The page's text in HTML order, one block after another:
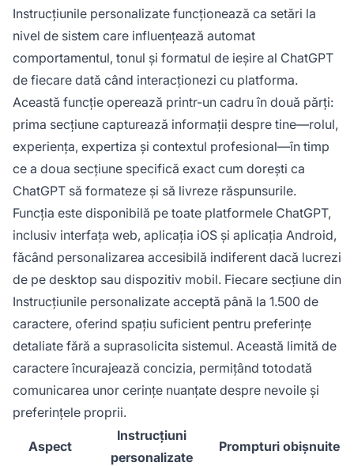
Instrucțiunile personalizate funcționează ca setări la
nivel de sistem care influențează automat
comportamentul, tonul și formatul de ieșire al ChatGPT
de fiecare dată când interacționezi cu platforma.
Această funcție operează printr-un cadru în două părți:
prima secțiune capturează informații despre tine—rolul,
experiența, expertiza și contextul profesional—în timp
ce a doua secțiune specifică exact cum dorești ca
ChatGPT să formateze și să livreze răspunsurile.
Funcția este disponibilă pe toate platformele ChatGPT,
inclusiv interfața web, aplicația iOS și aplicația Android,
făcând personalizarea accesibilă indiferent dacă lucrezi
de pe desktop sau dispozitiv mobil. Fiecare secțiune din
Instrucțiunile personalizate acceptă până la 1.500 de
caractere, oferind spațiu suficient pentru preferințe
detaliate fără a suprasolicita sistemul. Această limită de
caractere încurajează concizia, permițând totodată
comunicarea unor cerințe nuanțate despre nevoile și
preferințele proprii.
Aspect
Instrucțiuni
personalizate
Prompturi obișnuite